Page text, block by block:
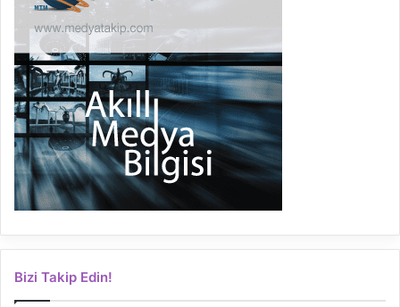
Bizi Takip Edin!